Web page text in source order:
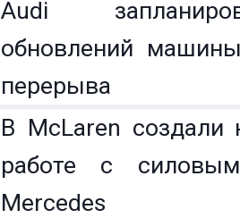
Audi
обновлений
перерыва
В McLaren создали
работе с
Mercedes